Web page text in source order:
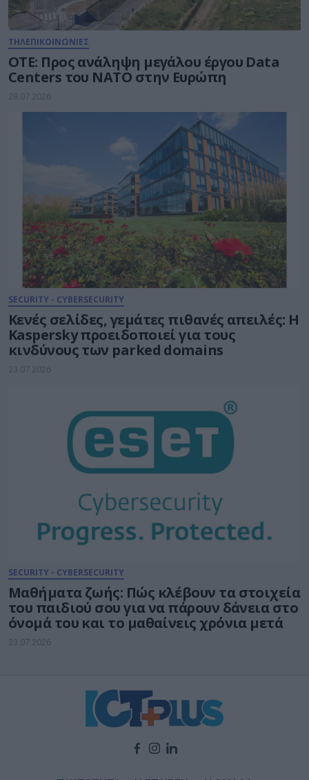
ΤΗΛΕΠΙΚΟΙΝΩΝΙΕΣ
ΟΤΕ: Προς ανάληψη μεγάλου έργου Data
Centers του ΝΑΤΟ στην Ευρώπη
28.07.2026
SECURITY - CYBERSECURITY
Κενές σελίδες, γεμάτες πιθανές απειλές: Η
Kaspersky προειδοποιεί για τους
κινδύνους των parked domains
23.07.2026
SECURITY - CYBERSECURITY
Μαθήματα ζωής: Πώς κλέβουν τα στοιχεία
του παιδιού σου για να πάρουν δάνεια στο
όνομά του και το μαθαίνεις χρόνια μετά
23.07.2026